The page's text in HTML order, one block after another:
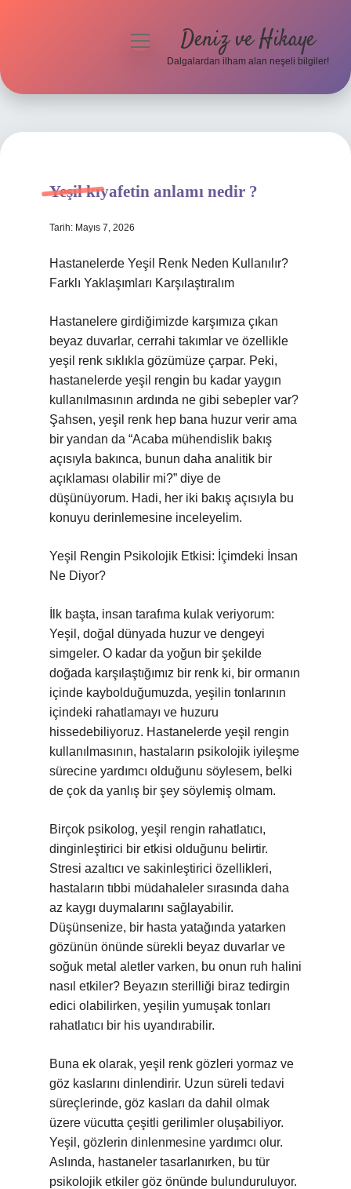
Hakkımızda
menüyü
Deniz ve Hikaye
Dalgalardan ilham alan neşeli bilgiler!
Yeşil kıyafetin anlamı nedir ?
Tarih: Mayıs 7, 2026
Hastanelerde Yeşil Renk Neden Kullanılır?
Farklı Yaklaşımları Karşılaştıralım
Hastanelere girdiğimizde karşımıza çıkan
beyaz duvarlar, cerrahi takımlar ve özellikle
yeşil renk sıklıkla gözümüze çarpar. Peki,
hastanelerde yeşil rengin bu kadar yaygın
kullanılmasının ardında ne gibi sebepler var?
Şahsen, yeşil renk hep bana huzur verir ama
bir yandan da “Acaba mühendislik bakış
açısıyla bakınca, bunun daha analitik bir
açıklaması olabilir mi?” diye de
düşünüyorum. Hadi, her iki bakış açısıyla bu
konuyu derinlemesine inceleyelim.
Yeşil Rengin Psikolojik Etkisi: İçimdeki İnsan
Ne Diyor?
İlk başta, insan tarafıma kulak veriyorum:
Yeşil, doğal dünyada huzur ve dengeyi
simgeler. O kadar da yoğun bir şekilde
doğada karşılaştığımız bir renk ki, bir ormanın
içinde kaybolduğumuzda, yeşilin tonlarının
içindeki rahatlamayı ve huzuru
hissedebiliyoruz. Hastanelerde yeşil rengin
kullanılmasının, hastaların psikolojik iyileşme
sürecine yardımcı olduğunu söylesem, belki
de çok da yanlış bir şey söylemiş olmam.
Birçok psikolog, yeşil rengin rahatlatıcı,
dinginleştirici bir etkisi olduğunu belirtir.
Stresi azaltıcı ve sakinleştirici özellikleri,
hastaların tıbbi müdahaleler sırasında daha
az kaygı duymalarını sağlayabilir.
Düşünsenize, bir hasta yatağında yatarken
gözünün önünde sürekli beyaz duvarlar ve
soğuk metal aletler varken, bu onun ruh halini
nasıl etkiler? Beyazın sterilliği biraz tedirgin
edici olabilirken, yeşilin yumuşak tonları
rahatlatıcı bir his uyandırabilir.
Buna ek olarak, yeşil renk gözleri yormaz ve
göz kaslarını dinlendirir. Uzun süreli tedavi
süreçlerinde, göz kasları da dahil olmak
üzere vücutta çeşitli gerilimler oluşabiliyor.
Yeşil, gözlerin dinlenmesine yardımcı olur.
Aslında, hastaneler tasarlanırken, bu tür
psikolojik etkiler göz önünde bulunduruluyor.